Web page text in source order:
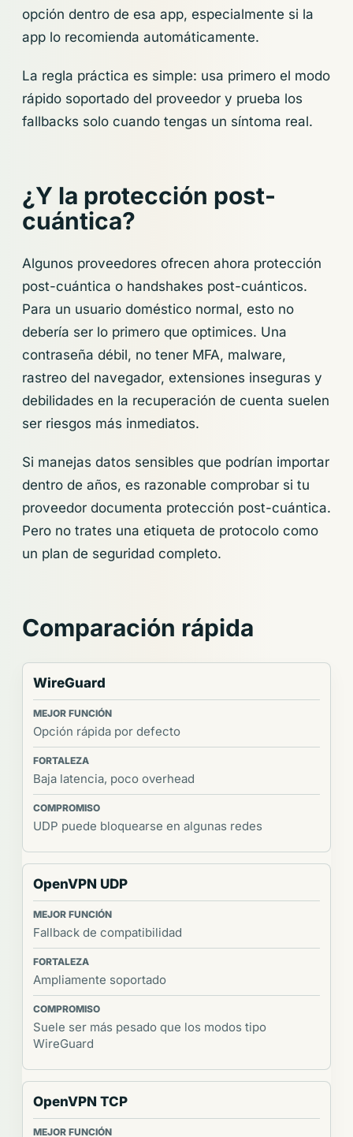
opción dentro de esa app, especialmente si la
app lo recomienda automáticamente.
La regla práctica es simple: usa primero el modo
rápido soportado del proveedor y prueba los
fallbacks solo cuando tengas un síntoma real.
¿Y la protección post-
cuántica?
Algunos proveedores ofrecen ahora protección
post-cuántica o handshakes post-cuánticos.
Para un usuario doméstico normal, esto no
debería ser lo primero que optimices. Una
contraseña débil, no tener MFA, malware,
rastreo del navegador, extensiones inseguras y
debilidades en la recuperación de cuenta suelen
ser riesgos más inmediatos.
Si manejas datos sensibles que podrían importar
dentro de años, es razonable comprobar si tu
proveedor documenta protección post-cuántica.
Pero no trates una etiqueta de protocolo como
un plan de seguridad completo.
Comparación rápida
WireGuard
Opción rápida por defecto
Baja latencia, poco overhead
UDP puede bloquearse en algunas redes
OpenVPN UDP
Fallback de compatibilidad
Ampliamente soportado
Suele ser más pesado que los modos tipo
WireGuard
OpenVPN TCP